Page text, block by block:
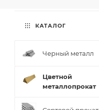
КАТАЛОГ
Черный металл
Цветной
металлопрокат